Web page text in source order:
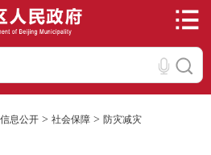
息公开 > 社会保障 > 防灾减灾